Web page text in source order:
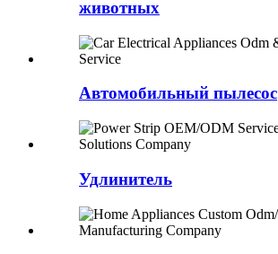
животных
Автомобильный пылесос
Удлинитель